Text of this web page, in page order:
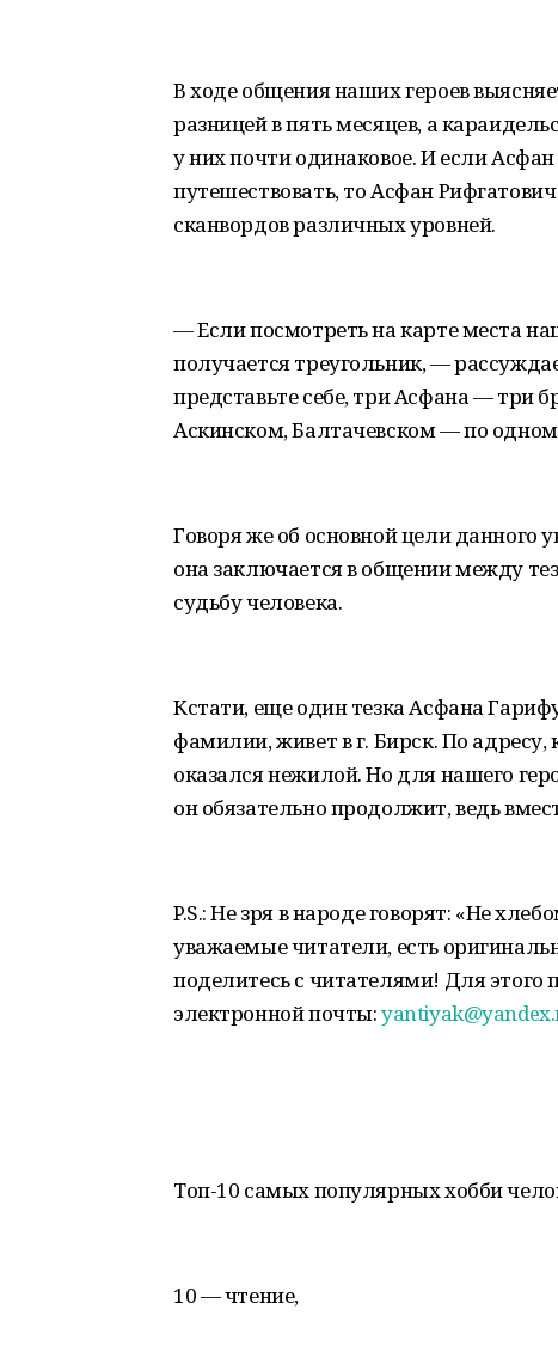
В ходе общения наших героев
разницей в пять месяцев, а
у них почти одинаковое. И если
путешествовать, то Асфан
сканвордов различных уровней.
— Если посмотреть на карте места
получается треугольник, —
представьте себе, три Асфана — три
Аскинском, Балтачевском — по
Говоря же об основной цели данного
она заключается в общении между
судьбу человека.
Кстати, еще один тезка Асфана
фамилии, живет в г. Бирск. По
оказался нежилой. Но для нашего
он обязательно продолжит, ведь
P.S.: Не зря в народе говорят: «Не
уважаемые читатели, есть
поделитесь с читателями! Для этого
электронной почты:
Топ-10 самых популярных хобби
10 — чтение,